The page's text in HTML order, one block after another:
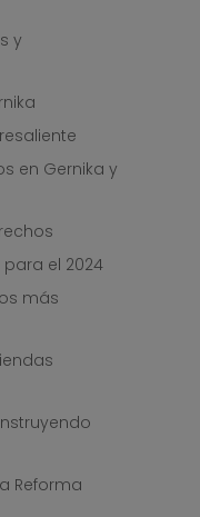
y
en Gernika y
el 2024
más
Reforma